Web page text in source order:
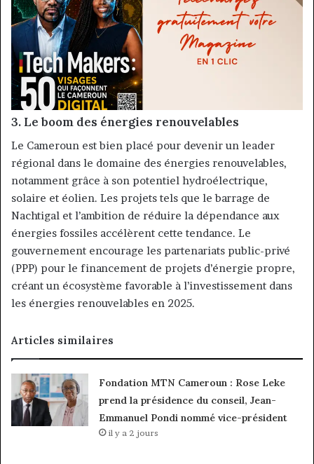
3. Le boom des énergies renouvelables
Le Cameroun est bien placé pour devenir un leader
régional dans le domaine des énergies renouvelables,
notamment grâce à son potentiel hydroélectrique,
solaire et éolien. Les projets tels que le barrage de
Nachtigal et l’ambition de réduire la dépendance aux
énergies fossiles accélèrent cette tendance. Le
gouvernement encourage les partenariats public-privé
(PPP) pour le financement de projets d’énergie propre,
créant un écosystème favorable à l’investissement dans
les énergies renouvelables en 2025.
Articles similaires
Fondation MTN Cameroun : Rose Leke
prend la présidence du conseil, Jean-
Emmanuel Pondi nommé vice-président
il y a 2 jours